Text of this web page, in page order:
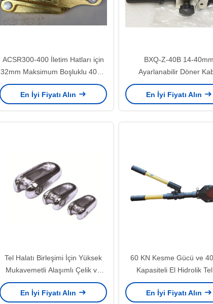
ACSR300-400 İletim Hatları için
32mm Maksimum Boşluklu 40KN
Nominal Yük Alüminyum Alaşımlı
İletken Tutucu
En İyi Fiyatı Alın
BXQ-Z-40B 14-40mm
Ayarlanabilir Döner
Sıyırıcı, 6mm Uç
Derinliği ve Hafif 1,04kg
En İyi Fiyatı Alın
Tel Halatı Birleşimi İçin Yüksek
Mukavemetli Alaşımlı Çelik ve
Galvanizli Yüzeyli 10-250kN Yük
Kapasiteli Çelik Kablo
En İyi Fiyatı Alın
60 KN Kesme Gücü ve
Kapasiteli El Hidrolik
Kesicisi - Ağır Güçlü
Alaşım Kablo Kesme
En İyi Fiyatı Alın